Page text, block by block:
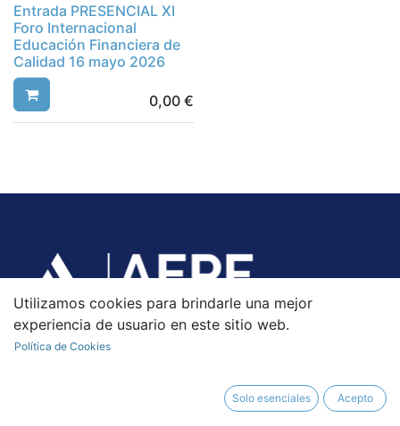
Entrada PRESENCIAL XI
Foro Internacional
Educación Financiera de
Calidad 16 mayo 2026
0,00€
Utilizamos cookies para brindarle una mejor
experiencia de usuario en este sitio web.
Política de Cookies
Solo esenciales Acepto